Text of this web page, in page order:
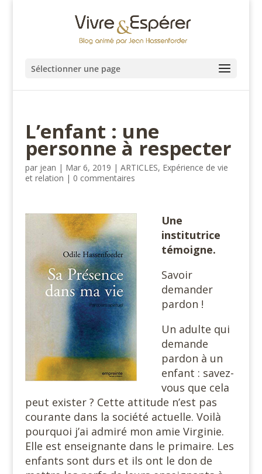
Sélectionner une page
L’enfant : une
personne à respecter
par jean | Mar 6, 2019 | ARTICLES, Expérience de vie
et relation | 0 commentaires
Une
institutrice
témoigne.
Savoir
demander
pardon !
Un adulte qui
demande
pardon à un
enfant : savez-
vous que cela
peut exister ? Cette attitude n’est pas
courante dans la société actuelle. Voilà
pourquoi j’ai admiré mon amie Virginie.
Elle est enseignante dans le primaire. Les
enfants sont durs et ils ont le don de